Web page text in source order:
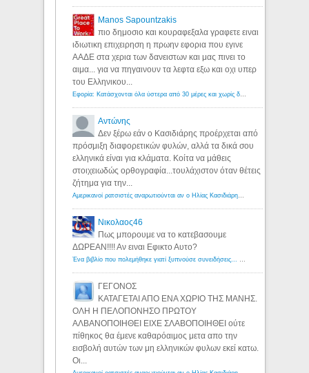
Manos Sapountzakis
πιο δημοσιο και κουραφεξαλα γραφετε ειναι
ιδιωτικη επιχειρηση η πρωην εφορια που εγινε
ΑΑΔΕ στα χερια των δανειστων και μας πινει το
αιμα... για να πηγαινουν τα λεφτα εξω και οχι υπερ
του Ελληνικου...
Αντώνης
Δεν ξέρω εάν ο Κασιδιάρης προέρχεται από
πρόσμιξη διαφορετικών φυλών, αλλά τα δικά σου
ελληνικά είναι για κλάματα. Κοίτα να μάθεις
στοιχειωδώς ορθογραφία...τουλάχιστον όταν θέτεις
ζήτημα για την...
Νικολαος46
Πως μπορουμε να το κατεβασουμε
ΔΩΡΕΑΝ!!!! Αν ειναι Εφικτο Αυτο?
ΓΕΓΟΝΟΣ
ΚΑΤΑΓΕΤΑΙ ΑΠΟ ΕΝΑ ΧΩΡΙΟ ΤΗΣ ΜΑΝΗΣ.
ΟΛΗ Η ΠΕΛΟΠΟΝΗΣΟ ΠΡΩΤΟΥ
ΑΛΒΑΝΟΠΟΙΗΘΕΙ ΕΙΧΕ ΣΛΑΒΟΠΟΙΗΘΕΙ ούτε
πίθηκος θα έμενε καθαρόαιμος μετα απο την
εισβολή αυτών των μη ελληνικών φυλων εκεί κατω.
Οι...